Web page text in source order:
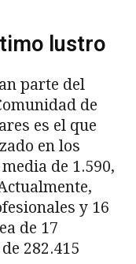
lustro
parte del
de
es el que
en los
de 1.590,
y 16
de 17
282.415